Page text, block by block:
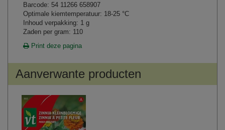
Barcode: 54 11266 658907
Optimale kiemtemperatuur: 18-25 °C
Inhoud verpakking: 1 g
Zaden per gram: 110
Print deze pagina
Aanverwante producten